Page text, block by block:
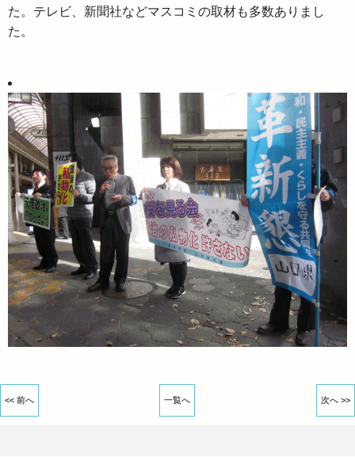
た。テレビ、新聞社などマスコミの取材も多数ありまし
た。
<< 前へ 一覧へ 次へ >>